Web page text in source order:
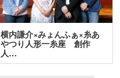
横内謙介×みょんふぁ×糸あ
やつり人形一糸座 創作
人…